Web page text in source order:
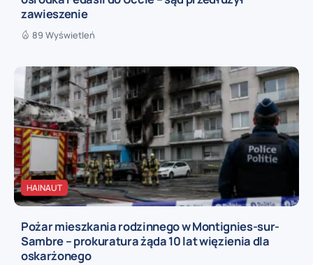
zawieszenie
89 Wyświetleń
HAINAUT
Pożar mieszkania rodzinnego w Montignies-sur-
Sambre – prokuratura żąda 10 lat więzienia dla
oskarżonego